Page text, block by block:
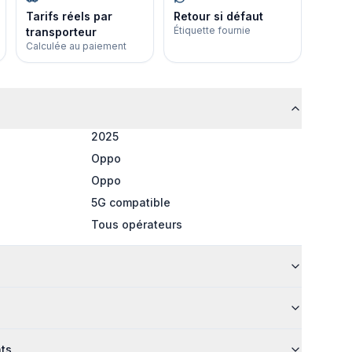
Tarifs réels par
transporteur
Calculée au paiement
Retour si défaut
Étiquette fournie
2025
Oppo
Oppo
5G compatible
Tous opérateurs